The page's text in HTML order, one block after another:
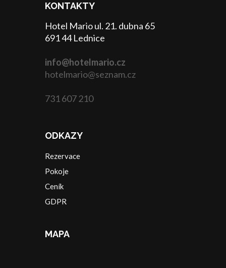
KONTAKTY
Hotel Mario ul. 21. dubna 65
691 44 Lednice
info@hotelmario.cz
hotelmario@seznam.cz
731 607 210
ODKAZY
Rezervace
Pokoje
Ceník
GDPR
MAPA